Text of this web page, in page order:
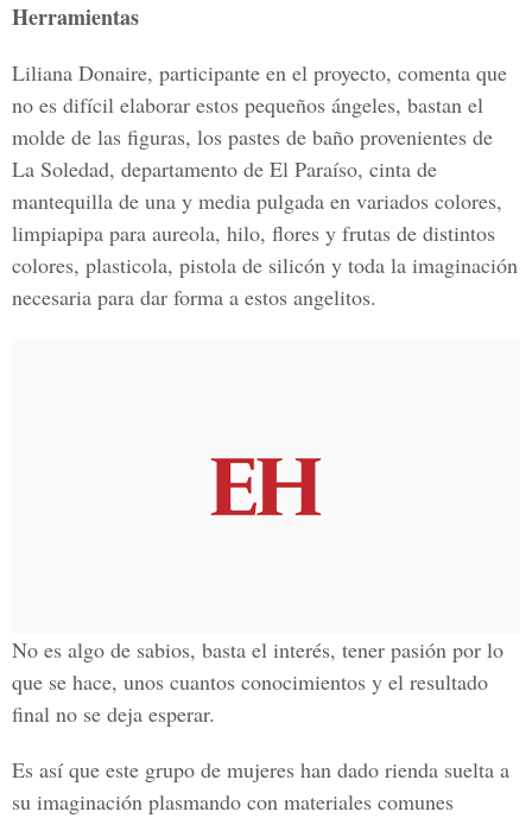
Herramientas
Liliana Donaire, participante en el proyecto, comenta que
no es difícil elaborar estos pequeños ángeles, bastan el
molde de las figuras, los pastes de baño provenientes de
La Soledad, departamento de El Paraíso, cinta de
mantequilla de una y media pulgada en variados colores,
limpiapipa para aureola, hilo, flores y frutas de distintos
colores, plasticola, pistola de silicón y toda la imaginación
necesaria para dar forma a estos angelitos.
No es algo de sabios, basta el interés, tener pasión por lo
que se hace, unos cuantos conocimientos y el resultado
final no se deja esperar.
Es así que este grupo de mujeres han dado rienda suelta a
su imaginación plasmando con materiales comunes